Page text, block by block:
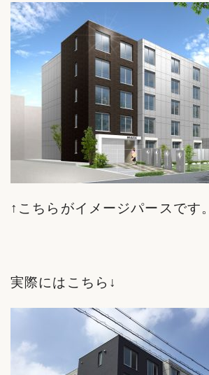
↑こちらがイメージパースです。
実際にはこちら↓